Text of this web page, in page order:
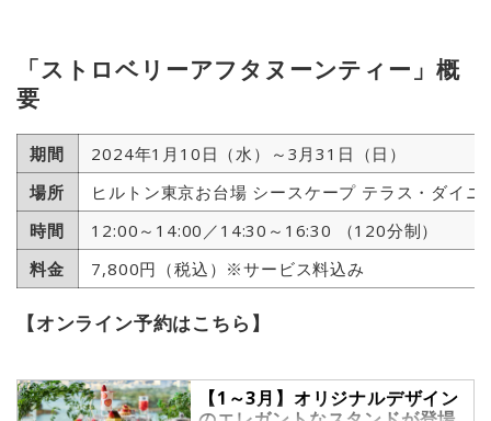
「ストロベリーアフタヌーンティー」概
要
期間
2024年1月10日（水）～3月31日（日）
場所
ヒルトン東京お台場 シースケープ テラス・ダイ
時間
12:00～14:00／14:30～16:30 （120分制）
料金
7,800円（税込）※サービス料込み
【オンライン予約はこちら】
【1～3月】オリジナルデザイン